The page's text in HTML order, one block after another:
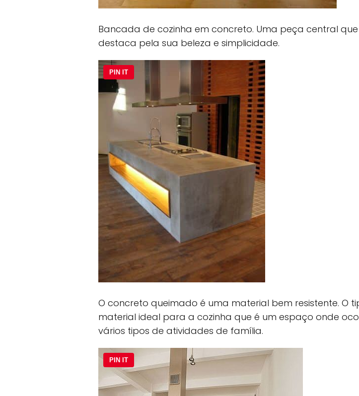
Bancada de cozinha em concreto. Uma peça central que
destaca pela sua beleza e simplicidade.
PIN IT
O concreto queimado é uma material bem resistente. O
material ideal para a cozinha que é um espaço onde
vários tipos de atividades de família.
PIN IT